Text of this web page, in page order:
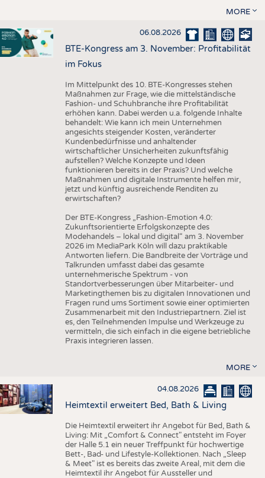
MORE
06.08.2026
BTE-Kongress am 3. November: Profitabilität
im Fokus
Im Mittelpunkt des 10. BTE-Kongresses stehen
Maßnahmen zur Frage, wie die mittelständische
Fashion- und Schuhbranche ihre Profitabilität
erhöhen kann. Dabei werden u.a. folgende Inhalte
behandelt: Wie kann ich mein Unternehmen
angesichts steigender Kosten, veränderter
Kundenbedürfnisse und anhaltender
wirtschaftlicher Unsicherheiten zukunftsfähig
aufstellen? Welche Konzepte und Ideen
funktionieren bereits in der Praxis? Und welche
Maßnahmen und digitale Instrumente helfen mir,
jetzt und künftig ausreichende Renditen zu
erwirtschaften?
Der BTE-Kongress „Fashion-Emotion 4.0:
Zukunftsorientierte Erfolgskonzepte des
Modehandels – lokal und digital“ am 3. November
2026 im MediaPark Köln will dazu praktikable
Antworten liefern. Die Bandbreite der Vorträge und
Talkrunden umfasst dabei das gesamte
unternehmerische Spektrum - von
Standortverbesserungen über Mitarbeiter- und
Marketingthemen bis zu digitalen Innovationen und
Fragen rund ums Sortiment sowie einer optimierten
Zusammenarbeit mit den Industriepartnern. Ziel ist
es, den Teilnehmenden Impulse und Werkzeuge zu
vermitteln, die sich einfach in die eigene betriebliche
Praxis integrieren lassen.
MORE
04.08.2026
Heimtextil erweitert Bed, Bath & Living
Die Heimtextil erweitert ihr Angebot für Bed, Bath &
Living: Mit „Comfort & Connect" entsteht im Foyer
der Halle 5.1 ein neuer Treffpunkt für hochwertige
Bett-, Bad- und Lifestyle-Kollektionen. Nach „Sleep
& Meet" ist es bereits das zweite Areal, mit dem die
Heimtextil ihr Angebot für Aussteller und